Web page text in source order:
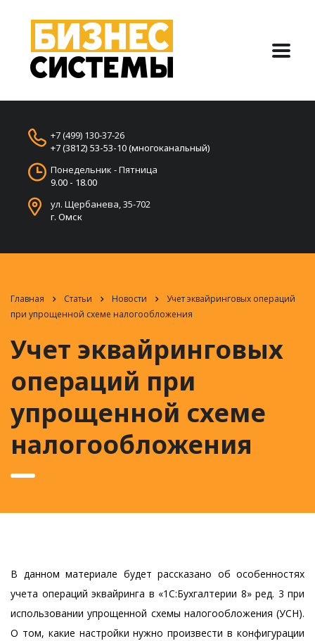
+7 (499) 130-37-26
+7 (3812) 53-53-10 (многоканальный)
Понедельник - Пятница
9.00 - 18.00
ул. Щербанева, 35-702
г. Омск
Главная Статьи Новости
Учет эквайринговых операций
при упрощенной схеме налогообложения
Учет эквайринговых
операций при
упрощенной схеме
налогообложения
В данном материале будет рассказано об особенностях
учета операций эквайринга в «1С:Бухгалтерии 8» ред. 3 при
использовании упрощенной схемы налогообложения (УСН).
О том, какие настройки нужно произвести в конфигурации